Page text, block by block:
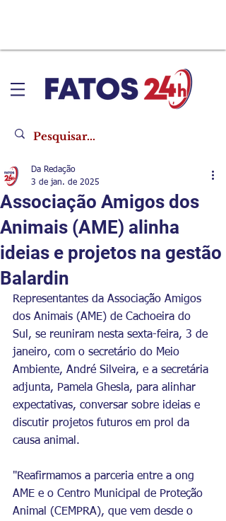
Associação Amigos dos
Animais (AME) alinha
ideias e projetos na gestão
Balardin
Da Redação
3 de jan. de 2025
Representantes da Associação Amigos
dos Animais (AME) de Cachoeira do
Sul, se reuniram nesta sexta-feira, 3 de
janeiro, com o secretário do Meio
Ambiente, André Silveira, e a secretária
adjunta, Pamela Ghesla, para alinhar
expectativas, conversar sobre ideias e
discutir projetos futuros em prol da
causa animal.
"Reafirmamos a parceria entre a ong
AME e o Centro Municipal de Proteção
Animal (CEMPRA), que vem desde o